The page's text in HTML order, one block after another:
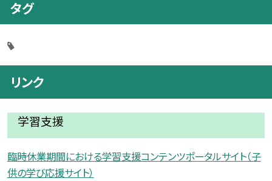
タグ
リンク
学習支援
臨時休業期間における学習支援コンテンツポータルサイト（子
供の学び応援サイト）